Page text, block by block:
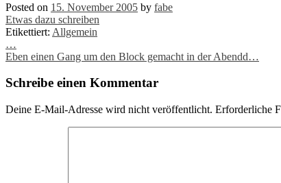
Posted on 15. November 2005 by fabe
Etwas dazu schreiben
Etikettiert: Allgemein
Post
navigation
…
Eben einen Gang um den Block gemacht in der Abendd…
Schreibe einen Kommentar
Deine E-Mail-Adresse wird nicht veröffentlicht. Erforderliche